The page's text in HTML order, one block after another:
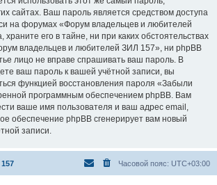
сайтах. Ваш пароль является средством доступа
на форумах «Форум владельцев и любителей
его в тайне, ни при каких обстоятельствах
владельцев и любителей ЗИЛ 157», ни phpBB
лицо не вправе спрашивать ваш пароль. В
ваш пароль к вашей учётной записи, вы
функцией восстановления пароля «Забыли
программным обеспечением phpBB. Вам
ваше имя пользователя и ваш адрес email,
обеспечение phpBB сгенерирует вам новый
записи.
Часовой пояс: UTC+03:00